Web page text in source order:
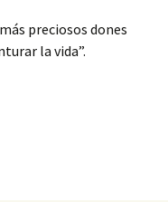
preciosos dones
la vida”.